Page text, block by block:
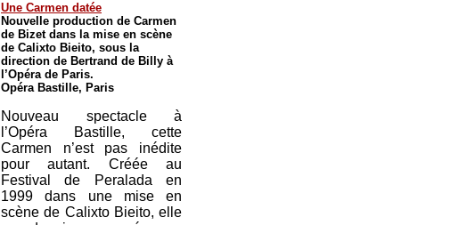
Une Carmen datée
Nouvelle production de Carmen
de Bizet dans la mise en scène
de Calixto Bieito, sous la
direction de Bertrand de Billy à
l’Opéra de Paris.
Opéra Bastille, Paris
Nouveau spectacle à
l’Opéra Bastille, cette
Carmen n’est pas inédite
pour autant. Créée au
Festival de Peralada en
1999 dans une mise en
scène de Calixto Bieito, elle